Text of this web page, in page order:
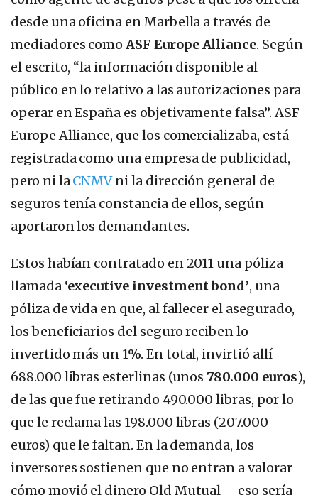
desde una oficina en Marbella a través de
mediadores comoASF Europe Alliance. Según
el escrito, “la información disponible al
público en lo relativo a las autorizaciones para
operar en España es objetivamente falsa”. ASF
Europe Alliance, que los comercializaba, está
registrada como una empresa de publicidad,
pero ni laCNMVni la dirección general de
seguros tenía constancia de ellos, según
aportaron los demandantes.
Estos habían contratado en 2011 una póliza
llamada ‘executive investment bond’, una
póliza de vida en que, al fallecer el asegurado,
los beneficiarios del seguro reciben lo
invertido más un 1%. En total, invirtió allí
688.000 libras esterlinas (unos780.000 euros),
de las que fue retirando 490.000 libras, por lo
que le reclama las 198.000 libras (207.000
euros) que le faltan. En la demanda, los
inversores sostienen que no entran a valorar
cómo movió el dinero Old Mutual —eso sería